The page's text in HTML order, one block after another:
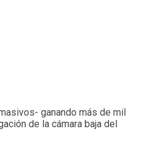
ganando más de mil
de la cámara baja del